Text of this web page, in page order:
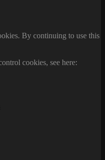
By continuing to use this
cookies, see here: